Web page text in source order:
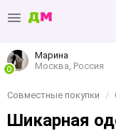
Марина
Москва, Россия
Совместные покупки
Шикарная